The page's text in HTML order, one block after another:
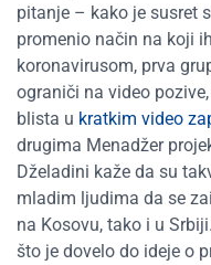
pitanje – kako je susret
promenio način na koji
koronavirusom, prva
ograniči na video
blista u kratkim video
drugima Menadžer
Dželadini kaže da su
mladim ljudima da se
na Kosovu, tako i u
što je dovelo do ideje o